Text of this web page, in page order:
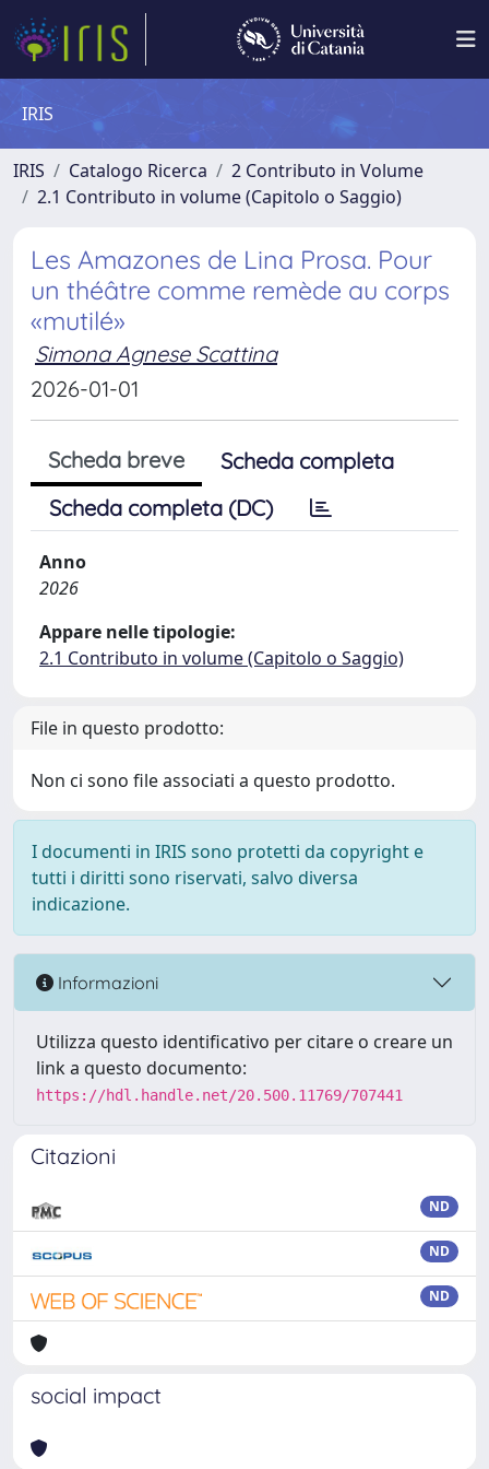
IRIS
IRIS Catalogo Ricerca
2 Contributo in Volume
2.1 Contributo in volume (Capitolo o Saggio)
Les Amazones de Lina Prosa. Pour
un théâtre comme remède au corps
«mutilé»
Simona Agnese Scattina
2026-01-01
Scheda breve
Scheda completa
Scheda completa (DC)
Anno
2026
Appare nelle tipologie:
2.1 Contributo in volume (Capitolo o Saggio)
File in questo prodotto:
Non ci sono file associati a questo prodotto.
I documenti in IRIS sono protetti da copyright e
tutti i diritti sono riservati, salvo diversa
indicazione.
Informazioni
Utilizza questo identificativo per citare o creare un
link a questo documento:
https://hdl.handle.net/20.500.11769/707441
Citazioni
ND
ND
ND
social impact